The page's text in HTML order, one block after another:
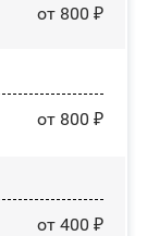
от 800 ₽
от 800 ₽
от 400 ₽